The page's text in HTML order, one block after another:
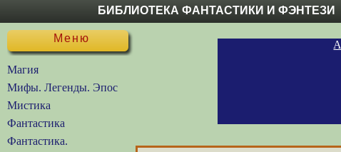
БИБЛИОТЕКА ФАНТАСТИКИ И ФЭНТЕЗИ
Меню
Магия
Мифы. Легенды. Эпос
Мистика
Фантастика
Фантастика.
А